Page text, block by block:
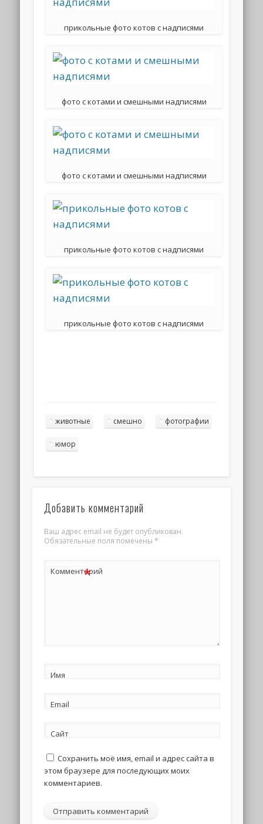
прикольные фото котов с надписями
фото с котами и смешными надписями
фото с котами и смешными надписями
прикольные фото котов с надписями
прикольные фото котов с надписями
животные смешно фотографии
юмор
Добавить комментарий
Ваш адрес email не будет опубликован.
Обязательные поля помечены *
Комментарий
*
Имя
Email
Сайт
Сохранить моё имя, email и адрес сайта в
этом браузере для последующих моих
комментариев.